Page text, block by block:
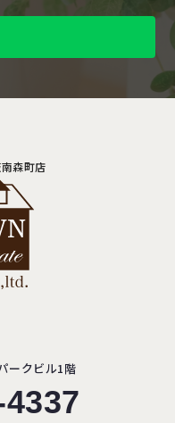
森町店
ークビル1階